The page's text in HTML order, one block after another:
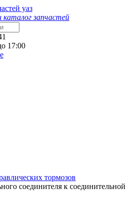
каталог запчастей
17:00
тормозов
соединителя к соединительной